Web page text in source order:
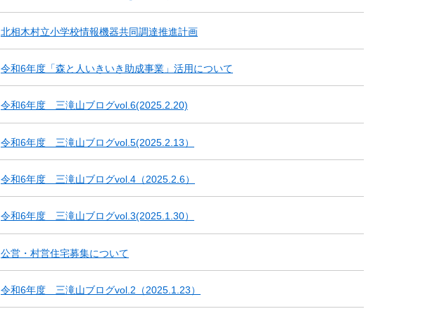
北相木村立小学校情報機器共同調達推進計画
令和6年度「森と人いきいき助成事業」活用について
令和6年度 三滝山ブログvol.6(2025.2.20)
令和6年度 三滝山ブログvol.5(2025.2.13）
令和6年度 三滝山ブログvol.4（2025.2.6）
令和6年度 三滝山ブログvol.3(2025.1.30）
公営・村営住宅募集について
令和6年度 三滝山ブログvol.2（2025.1.23）